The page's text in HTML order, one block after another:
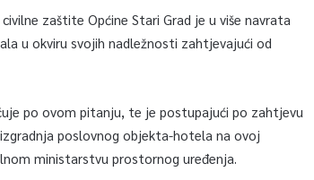
zaštite Općine Stari Grad je u više navrata
u okviru svojih nadležnosti zahtjevajući od
po ovom pitanju, te je postupajući po zahtjevu
poslovnog objekta-hotela na ovoj
ministarstvu prostornog uređenja.